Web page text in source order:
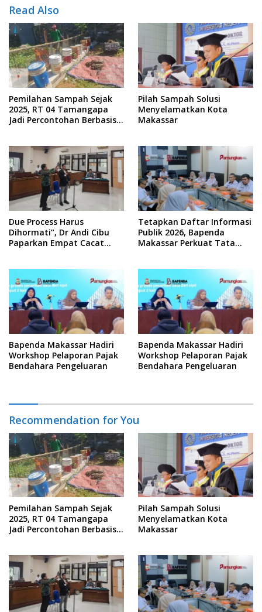
Read Also
Pemilahan Sampah Sejak
2025, RT 04 Tamangapa
Jadi Percontohan Berbasis
Pilah Sampah Solusi
Menyelamatkan Kota
Makassar
Due Process Harus
Dihormati”, Dr Andi Cibu
Paparkan Empat Cacat
Tetapkan Daftar Informasi
Publik 2026, Bapenda
Makassar Perkuat Tata
Bapenda Makassar Hadiri
Workshop Pelaporan Pajak
Bendahara Pengeluaran
Bapenda Makassar Hadiri
Workshop Pelaporan Pajak
Bendahara Pengeluaran
Recommendation for You
Pemilahan Sampah Sejak
2025, RT 04 Tamangapa
Jadi Percontohan Berbasis
Pilah Sampah Solusi
Menyelamatkan Kota
Makassar